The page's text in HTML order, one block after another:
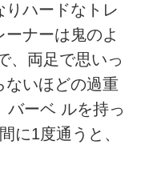
りハードなトレ
ナーは鬼のよ
、両足で思いっ
ないほどの過重
バーベ ルを持っ
に1度通うと、